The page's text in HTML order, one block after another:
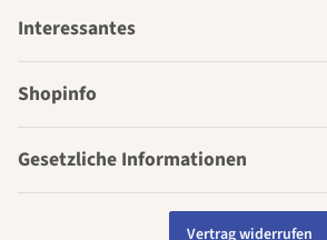
Interessantes
Shopinfo
Gesetzliche Informationen
Vertrag widerrufen